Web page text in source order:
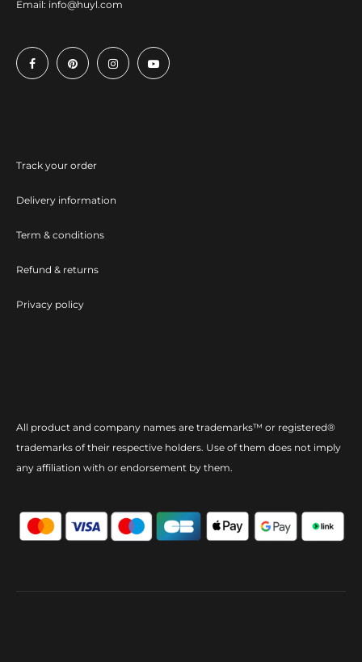
Email: info@huyl.com
Track your order
Delivery information
Term & conditions
Refund & returns
Privacy policy
All product and company names are trademarks™ or registered®
trademarks of their respective holders. Use of them does not imply
any affiliation with or endorsement by them.